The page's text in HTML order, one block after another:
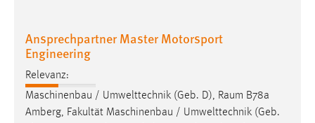
Ansprechpartner Master Motorsport
Engineering
Relevanz:
Maschinenbau / Umwelttechnik (Geb. D), Raum B78a
Amberg, Fakultät Maschinenbau / Umwelttechnik (Geb.
Statistik Cookies erfassen Informationen anonym.
Diese Informationen helfen uns zu verstehen, wie
Matomo